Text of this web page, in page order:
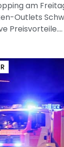
am
Outlets
Preisvorteile....